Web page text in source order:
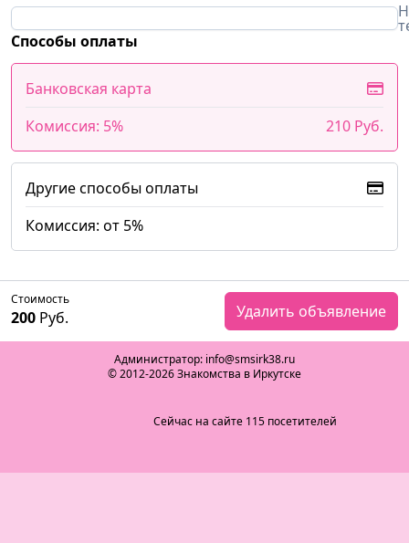
Способы оплаты
Банковская карта
Комиссия: 5%
210 Руб.
Другие способы оплаты
Комиссия: от 5%
Стоимость
200 Руб. Удалить объявление
Администратор: info@smsirk38.ru
© 2012-2026 Знакомства в Иркутске
Сейчас на сайте 115 посетителей